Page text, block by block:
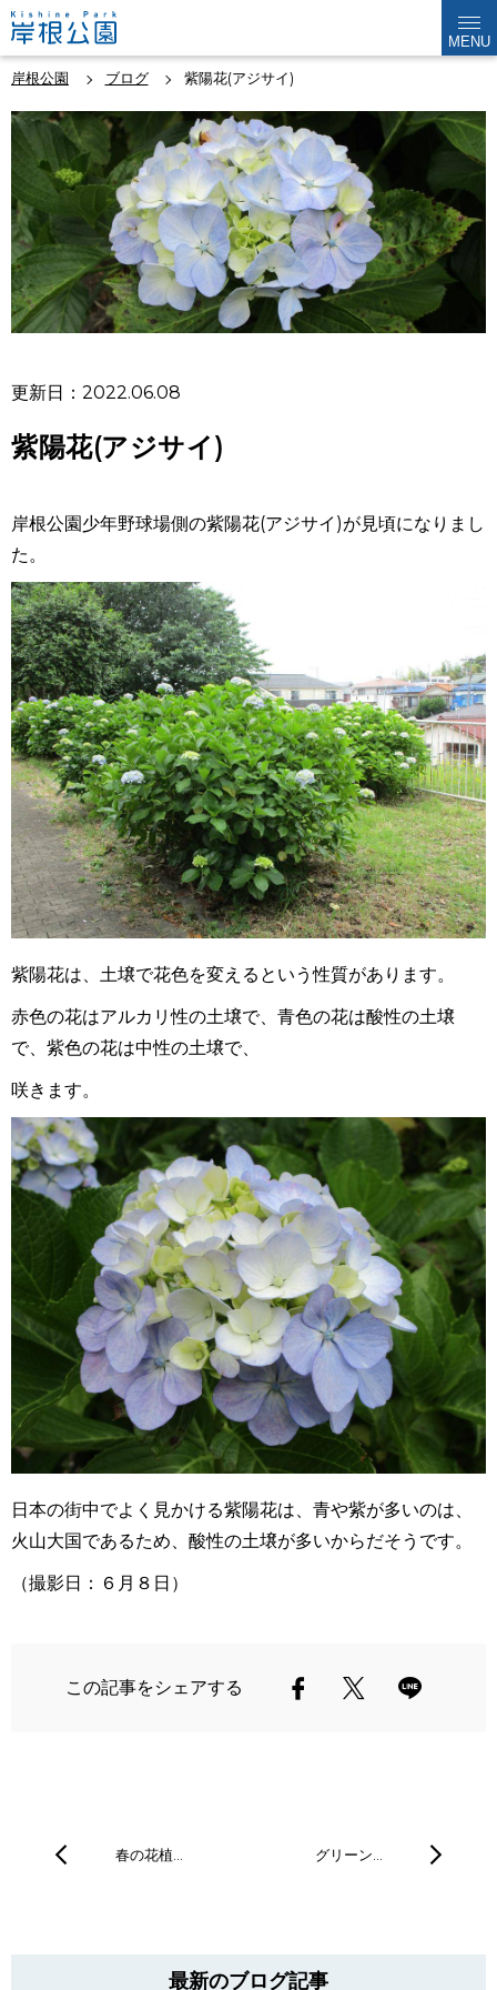
MENU
岸根公園 ブログ 紫陽花(アジサイ)
更新日：2022.06.08
紫陽花(アジサイ)
岸根公園少年野球場側の紫陽花(アジサイ)が見頃になりまし
た。
紫陽花は、土壌で花色を変えるという性質があります。
赤色の花はアルカリ性の土壌で、 青色の花は酸性の土壌
で、 紫色の花は中性の土壌で、
咲きます。
日本の街中でよく見かける紫陽花は、青や紫が多いのは、
火山大国であるため、酸性の土壌が多いからだそうです。
（撮影日：６月８日）
この記事をシェアする
春の花植… グリーン…
最新のブログ記事